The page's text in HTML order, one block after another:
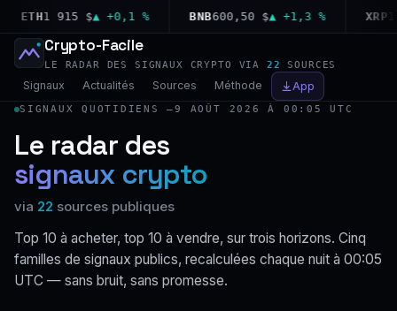
ETH1 915 $▲ +0,1 % BNB600,50 $▲ +1,3 % XRP
Crypto-Facile
LE RADAR DES SIGNAUX CRYPTO VIA 22 SOURCES
Signaux Actualités Sources Méthode App
SIGNAUX QUOTIDIENS —9 AOÛT 2026 À 00:05 UTC
Le radar des
signaux crypto
via 22 sources publiques
Top 10 à acheter, top 10 à vendre, sur trois horizons. Cinq
familles de signaux publics, recalculées chaque nuit à 00:05
UTC — sans bruit, sans promesse.